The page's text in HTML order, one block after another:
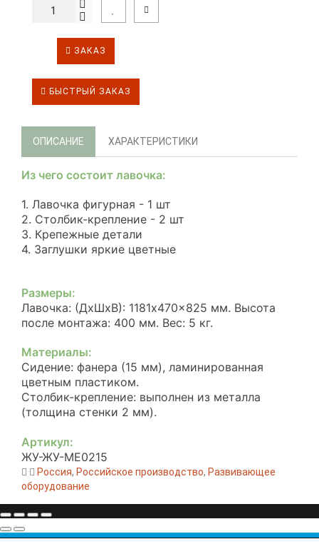
ЗАКАЗ
БЫСТРЫЙ ЗАКАЗ
ОПИСАНИЕ ХАРАКТЕРИСТИКИ
Из чего состоит лавочка:
1. Лавочка фигурная - 1 шт
2. Столбик-крепление - 2 шт
3. Крепежные детали
4. Заглушки яркие цветные
Размеры:
Лавочка: (ДхШхВ): 1181x470x825 мм. Высота
после монтажа: 400 мм. Вес: 5 кг.
Материалы:
Сидение: фанера (15 мм), ламинированная
цветным пластиком.
Столбик-крепление: выполнен из металла
(толщина стенки 2 мм).
Артикул:
ЖУ-ЖУ-МЕ0215
Россия, Российское производство, Развивающее
оборудование